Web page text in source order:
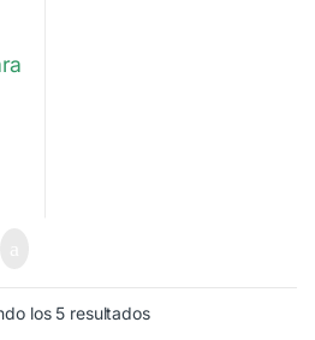
los 5 resultadosOrdenado por